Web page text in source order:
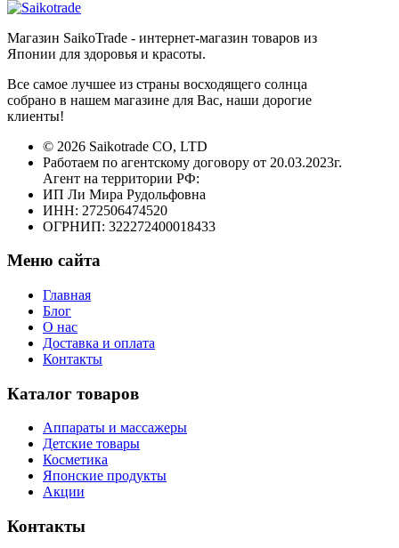
Магазин SaikoTrade - интернет-магазин товаров из
Японии для здоровья и красоты.
Все самое лучшее из страны восходящего солнца
собрано в нашем магазине для Вас, наши дорогие
клиенты!
© 2026 Saikotrade CO, LTD
Работаем по агентскому договору от 20.03.2023г.
Агент на территории РФ:
ИП Ли Мира Рудольфовна
ИНН: 272506474520
ОГРНИП: 322272400018433
Меню сайта
Главная
Блог
О нас
Доставка и оплата
Контакты
Каталог товаров
Аппараты и массажеры
Детские товары
Косметика
Японские продукты
Акции
Контакты